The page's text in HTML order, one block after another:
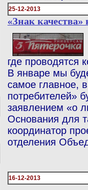
25-12-2013
«Знак качества»
где проводятся
В январе мы
самое главное,
потребителей»
заявлением «о
Основания для
координатор
отделения
16-12-2013